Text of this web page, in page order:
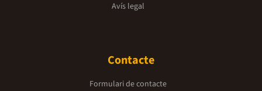
Avís legal
Contacte
Formulari de contacte